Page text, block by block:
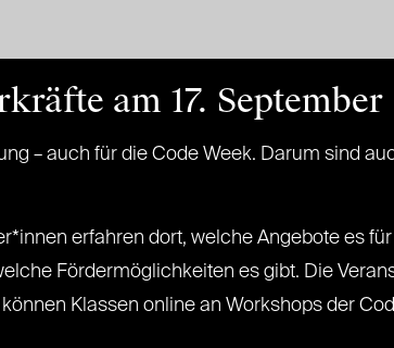
am 17. September
– auch für die Code Week. Darum sind
erfahren dort, welche Angebote es
Fördermöglichkeiten es gibt. Die
Klassen online an Workshops der